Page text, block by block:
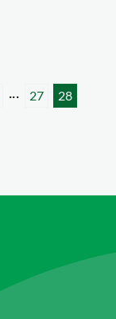
··· 27 28